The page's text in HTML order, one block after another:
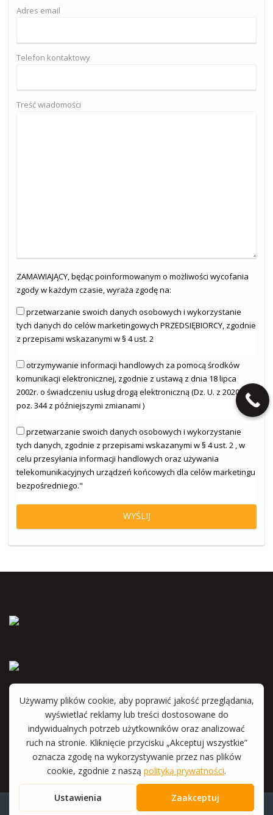
Adres email
Telefon kontaktowy
Treść wiadomości
ZAMAWIAJĄCY, będąc poinformowanym o możliwości wycofania
zgody w każdym czasie, wyraża zgodę na:
przetwarzanie swoich danych osobowych i wykorzystanie
tych danych do celów marketingowych PRZEDSIĘBIORCY, zgodnie
z przepisami wskazanymi w § 4 ust. 2
otrzymywanie informacji handlowych za pomocą środków
komunikacji elektronicznej, zgodnie z ustawą z dnia 18 lipca
2002r. o świadczeniu usług drogą elektroniczną (Dz. U. z 2020r.
poz. 344 z późniejszymi zmianami )
przetwarzanie swoich danych osobowych i wykorzystanie
tych danych, zgodnie z przepisami wskazanymi w § 4 ust. 2 , w
celu przesyłania informacji handlowych oraz używania
telekomunikacyjnych urządzeń końcowych dla celów marketingu
bezpośredniego."
Anna Wyka
Katarzyna Witkowska